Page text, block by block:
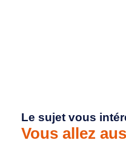
Le sujet vous
Vous allez